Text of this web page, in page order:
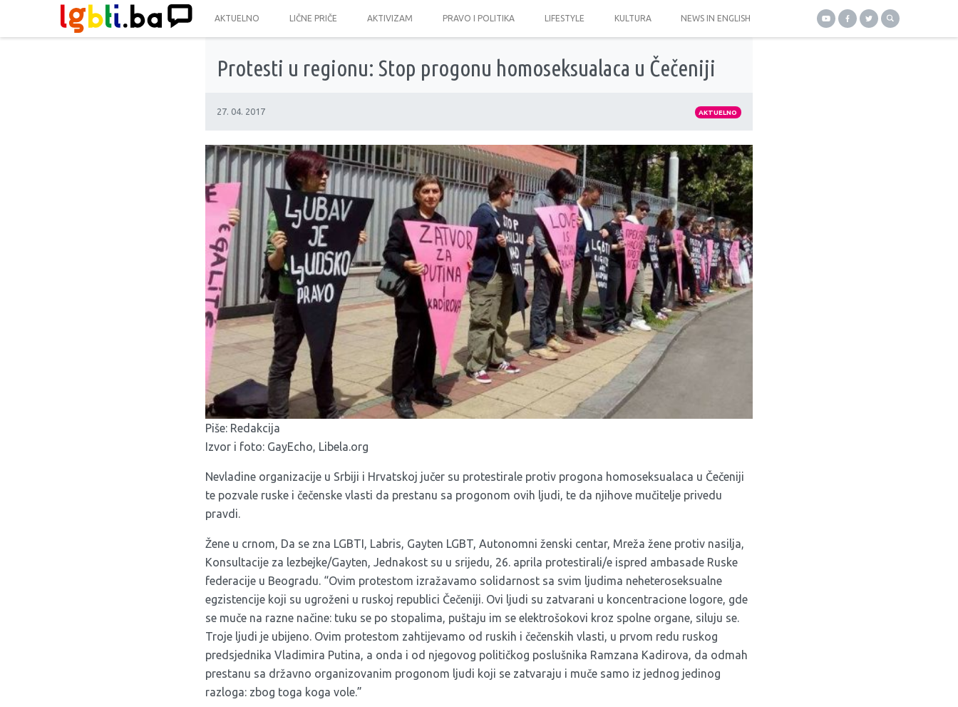
AKTUELNO LIČNE PRIČE AKTIVIZAM PRAVO I POLITIKA LIFESTYLE KULTURA NEWS IN ENGLISH
Protesti u regionu: Stop progonu homoseksualaca u Čečeniji
27. 04. 2017 AKTUELNO
Piše: Redakcija
Izvor i foto: GayEcho, Libela.org
Nevladine organizacije u Srbiji i Hrvatskoj jučer su protestirale protiv progona homoseksualaca u Čečeniji
te pozvale ruske i čečenske vlasti da prestanu sa progonom ovih ljudi, te da njihove mučitelje privedu
pravdi.
Žene u crnom, Da se zna LGBTI, Labris, Gayten LGBT, Autonomni ženski centar, Mreža žene protiv nasilja,
Konsultacije za lezbejke/Gayten, Jednakost su u srijedu, 26. aprila protestirali/e ispred ambasade Ruske
federacije u Beogradu. “Ovim protestom izražavamo solidarnost sa svim ljudima neheteroseksualne
egzistencije koji su ugroženi u ruskoj republici Čečeniji. Ovi ljudi su zatvarani u koncentracione logore, gde
se muče na razne načine: tuku se po stopalima, puštaju im se elektrošokovi kroz spolne organe, siluju se.
Troje ljudi je ubijeno. Ovim protestom zahtijevamo od ruskih i čečenskih vlasti, u prvom redu ruskog
predsjednika Vladimira Putina, a onda i od njegovog političkog poslušnika Ramzana Kadirova, da odmah
prestanu sa državno organizovanim progonom ljudi koji se zatvaraju i muče samo iz jednog jedinog
razloga: zbog toga koga vole.”